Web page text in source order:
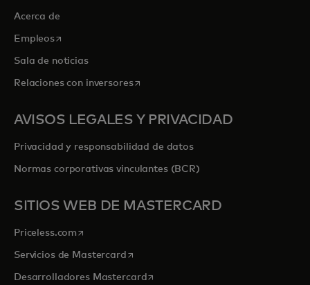
Acerca de
Empleosse abre en una pestaña nueva
Sala de noticias
Relaciones con inversoresse abre en una pestaña nueva
AVISOS LEGALES Y PRIVACIDAD
Privacidad y responsabilidad de datos
Normas corporativas vinculantes (BCR)
SITIOS WEB DE MASTERCARD
Priceless.com se abre en una pestaña nueva
Servicios de Mastercardse abre en una pestaña nueva
Desarrolladores Mastercardse abre en una pestaña nueva